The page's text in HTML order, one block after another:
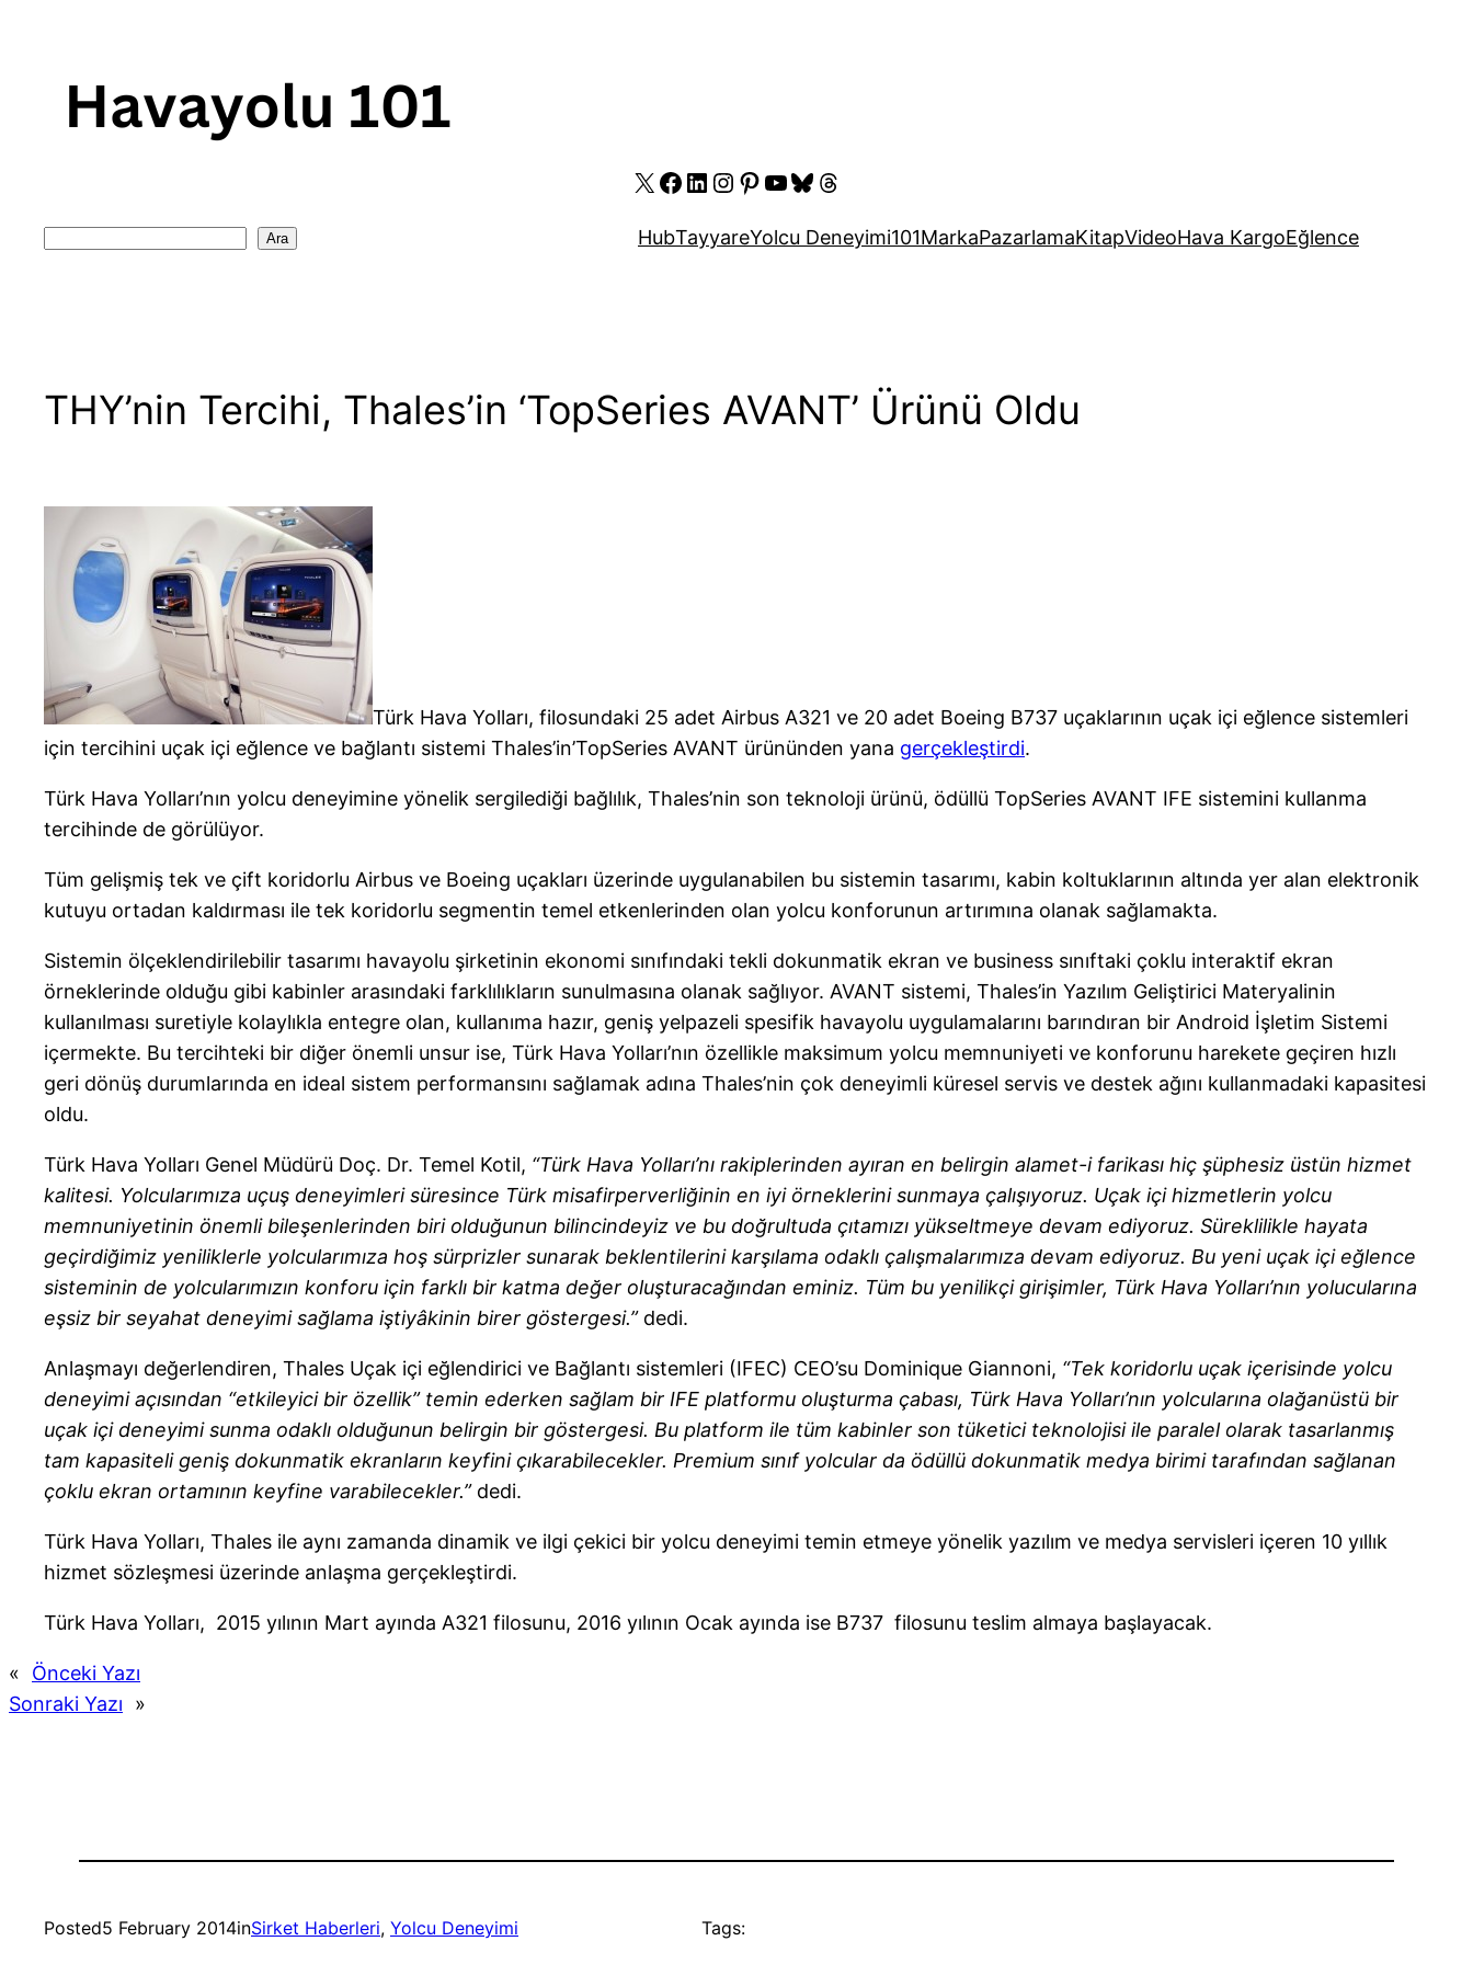
content
X Facebook
LinkedIn
Instagram
Pinterest
YouTube
Bluesky
Threads
Ara HubTayyareYolcu Deneyimi101MarkaPazarlamaKitapVideoHava KargoEğlence
THY’nin Tercihi, Thales’in ‘TopSeries AVANT’ Ürünü Oldu
Türk Hava Yolları, filosundaki 25 adet Airbus A321 ve 20 adet Boeing B737 uçaklarının uçak içi eğlence sistemleri
için tercihini uçak içi eğlence ve bağlantı sistemi Thales’in’TopSeries AVANT ürününden yana gerçekleştirdi.
Türk Hava Yolları’nın yolcu deneyimine yönelik sergilediği bağlılık, Thales’nin son teknoloji ürünü, ödüllü TopSeries AVANT IFE sistemini kullanma
tercihinde de görülüyor.
Tüm gelişmiş tek ve çift koridorlu Airbus ve Boeing uçakları üzerinde uygulanabilen bu sistemin tasarımı, kabin koltuklarının altında yer alan elektronik
kutuyu ortadan kaldırması ile tek koridorlu segmentin temel etkenlerinden olan yolcu konforunun artırımına olanak sağlamakta.
Sistemin ölçeklendirilebilir tasarımı havayolu şirketinin ekonomi sınıfındaki tekli dokunmatik ekran ve business sınıftaki çoklu interaktif ekran
örneklerinde olduğu gibi kabinler arasındaki farklılıkların sunulmasına olanak sağlıyor. AVANT sistemi, Thales’in Yazılım Geliştirici Materyalinin
kullanılması suretiyle kolaylıkla entegre olan, kullanıma hazır, geniş yelpazeli spesifik havayolu uygulamalarını barındıran bir Android İşletim Sistemi
içermekte. Bu tercihteki bir diğer önemli unsur ise, Türk Hava Yolları’nın özellikle maksimum yolcu memnuniyeti ve konforunu harekete geçiren hızlı
geri dönüş durumlarında en ideal sistem performansını sağlamak adına Thales’nin çok deneyimli küresel servis ve destek ağını kullanmadaki kapasitesi
oldu.
Türk Hava Yolları Genel Müdürü Doç. Dr. Temel Kotil, “Türk Hava Yolları’nı rakiplerinden ayıran en belirgin alamet-i farikası hiç şüphesiz üstün hizmet
kalitesi. Yolcularımıza uçuş deneyimleri süresince Türk misafirperverliğinin en iyi örneklerini sunmaya çalışıyoruz. Uçak içi hizmetlerin yolcu
memnuniyetinin önemli bileşenlerinden biri olduğunun bilincindeyiz ve bu doğrultuda çıtamızı yükseltmeye devam ediyoruz. Süreklilikle hayata
geçirdiğimiz yeniliklerle yolcularımıza hoş sürprizler sunarak beklentilerini karşılama odaklı çalışmalarımıza devam ediyoruz. Bu yeni uçak içi eğlence
sisteminin de yolcularımızın konforu için farklı bir katma değer oluşturacağından eminiz. Tüm bu yenilikçi girişimler, Türk Hava Yolları’nın yolucularına
eşsiz bir seyahat deneyimi sağlama iştiyâkinin birer göstergesi.”dedi.
Anlaşmayı değerlendiren, Thales Uçak içi eğlendirici ve Bağlantı sistemleri (IFEC) CEO’su Dominique Giannoni, “Tek koridorlu uçak içerisinde yolcu
deneyimi açısından “etkileyici bir özellik” temin ederken sağlam bir IFE platformu oluşturma çabası, Türk Hava Yolları’nın yolcularına olağanüstü bir
uçak içi deneyimi sunma odaklı olduğunun belirgin bir göstergesi. Bu platform ile tüm kabinler son tüketici teknolojisi ile paralel olarak tasarlanmış
tam kapasiteli geniş dokunmatik ekranların keyfini çıkarabilecekler. Premium sınıf yolcular da ödüllü dokunmatik medya birimi tarafından sağlanan
çoklu ekran ortamının keyfine varabilecekler.”dedi.
Türk Hava Yolları, Thales ile aynı zamanda dinamik ve ilgi çekici bir yolcu deneyimi temin etmeye yönelik yazılım ve medya servisleri içeren 10 yıllık
hizmet sözleşmesi üzerinde anlaşma gerçekleştirdi.
Türk Hava Yolları, 2015 yılının Mart ayında A321 filosunu, 2016 yılının Ocak ayında ise B737 filosunu teslim almaya başlayacak.
«
Önceki Yazı
Sonraki Yazı
»
Posted5 February 2014inSirket Haberleri, Yolcu Deneyimi Tags: